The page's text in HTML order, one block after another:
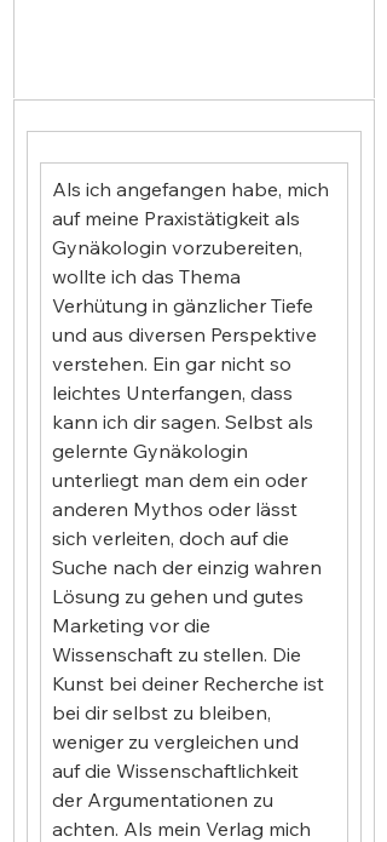
Als ich angefangen habe, mich
auf meine Praxistätigkeit als
Gynäkologin vorzubereiten,
wollte ich das Thema
Verhütung in gänzlicher Tiefe
und aus diversen Perspektive
verstehen. Ein gar nicht so
leichtes Unterfangen, dass
kann ich dir sagen. Selbst als
gelernte Gynäkologin
unterliegt man dem ein oder
anderen Mythos oder lässt
sich verleiten, doch auf die
Suche nach der einzig wahren
Lösung zu gehen und gutes
Marketing vor die
Wissenschaft zu stellen. Die
Kunst bei deiner Recherche ist
bei dir selbst zu bleiben,
weniger zu vergleichen und
auf die Wissenschaftlichkeit
der Argumentationen zu
achten. Als mein Verlag mich